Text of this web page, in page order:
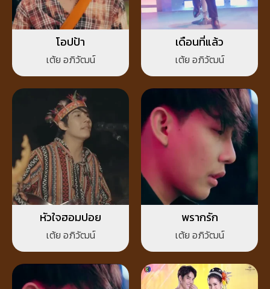
โอปป้า
เต้ย อภิวัฒน์
เดือนที่แล้ว
เต้ย อภิวัฒน์
หัวใจฮอมปอย
เต้ย อภิวัฒน์
พรากรัก
เต้ย อภิวัฒน์